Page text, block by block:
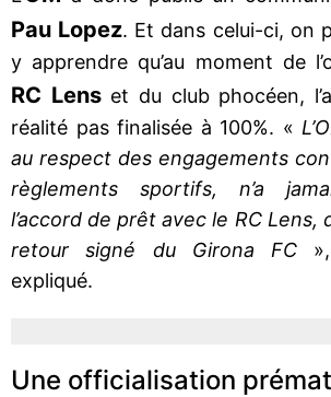
Pau Lopez. Et dans celui-ci, on
y apprendre qu’au moment de
RC Lenset du club phocéen,
réalité pas finalisée à 100%. «
au respect des engagements
règlements sportifs, n’a
l’accord de prêt avec le RC Lens,
retour signé du Girona FC
expliqué.
Une officialisation